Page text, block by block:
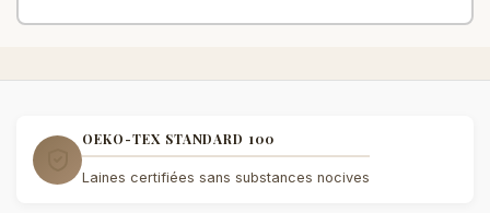
OEKO-TEX STANDARD 100
Laines certifiées sans substances nocives